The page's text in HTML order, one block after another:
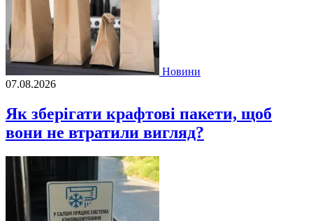
Новини
07.08.2026
Як зберігати крафтові пакети, щоб
вони не втратили вигляд?